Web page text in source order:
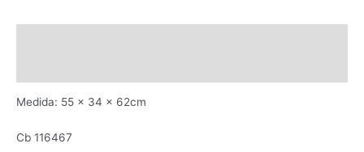
Medida: 55 x 34 x 62cm
Cb 116467